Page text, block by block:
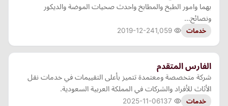
بهما وامور الطبخ والمطابخ واحدث صحيات الموضة والديكور
ونصائح…
خدمات 2019-12-24
الفارس المتقدم
شركة متخصصة ومعتمدة تتميز بأعلى التقييمات في خدمات نقل
الأثاث للأفراد والشركات في المملكة العربية السعودية.
خدمات 2025-11-06